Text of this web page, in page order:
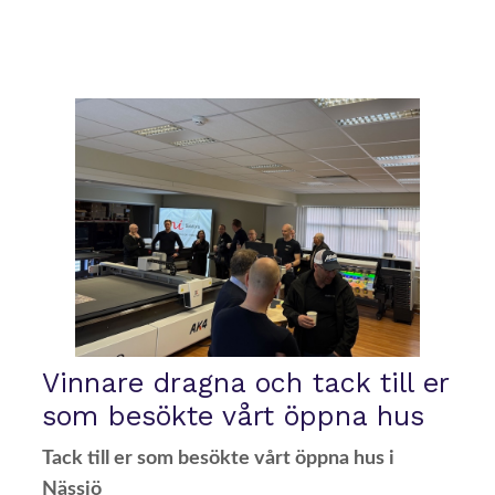
Vinnare dragna och tack till er
som besökte vårt öppna hus
Tack till er som besökte vårt öppna hus i
Nässjö